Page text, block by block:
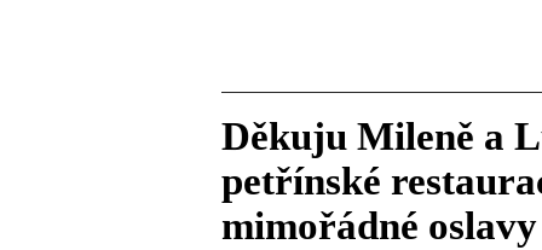
Děkuju Mileně a
petřínské
mimořádné